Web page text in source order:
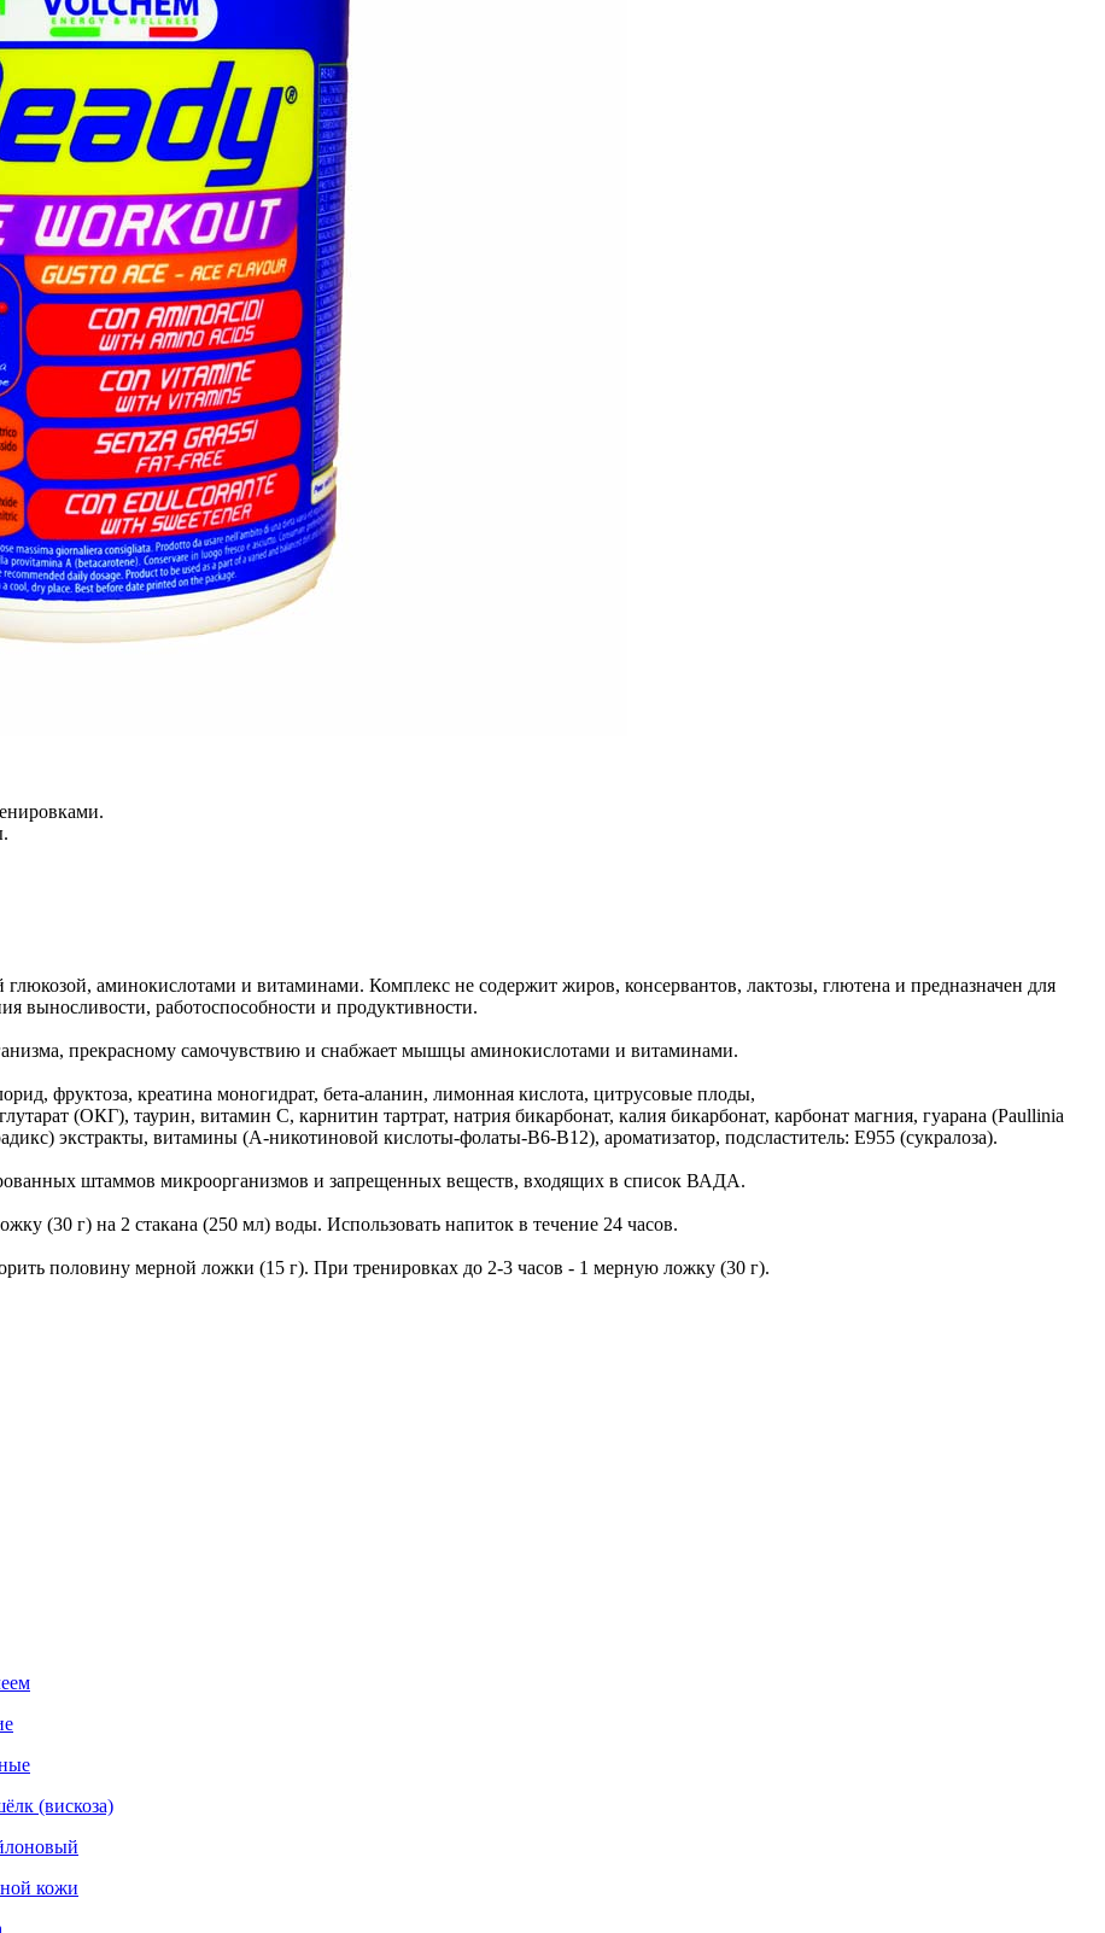
аминокислотами и витаминами. Комплекс не содержит жиров, консервантов, лактозы, глютена и предназначен для
выносливости, работоспособности и продуктивности.
прекрасному самочувствию и снабжает мышцы аминокислотами и витаминами.
фруктоза, креатина моногидрат, бета-аланин, лимонная кислота, цитрусовые плоды,
(ОКГ), таурин, витамин С, карнитин тартрат, натрия бикарбонат, калия бикарбонат, карбонат магния, гуарана (Paullinia
экстракты, витамины (А-никотиновой кислоты-фолаты-В6-В12), ароматизатор, подсластитель: E955 (сукралоза).
штаммов микроорганизмов и запрещенных веществ, входящих в список ВАДА.
(30 г) на 2 стакана (250 мл) воды. Использовать напиток в течение 24 часов.
половину мерной ложки (15 г). При тренировках до 2-3 часов - 1 мерную ложку (30 г).
(вискоза)
кожи